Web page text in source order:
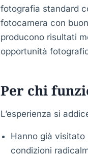
fotografia standard
fotocamera con
producono risultati
opportunità
Per chi
L’esperienza si
Hanno già visitato
condizioni